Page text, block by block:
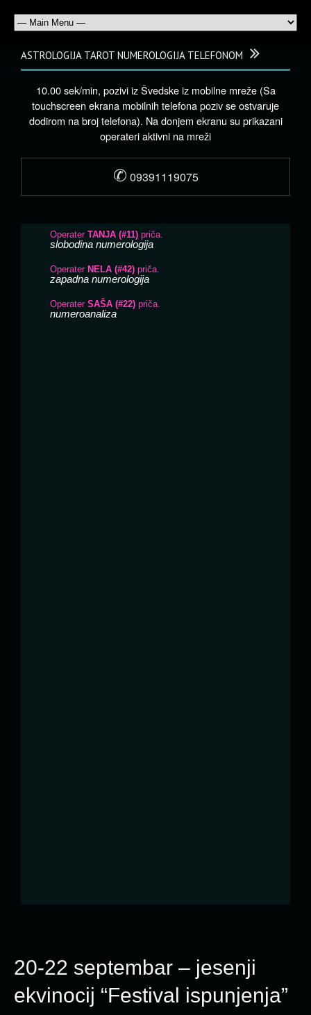
20-22 septembar – jesenji
ekvinocij “Festival ispunjenja”
ASTROLOGIJA TAROT NUMEROLOGIJA TELEFONOM
10.00 sek/min, pozivi iz Švedske iz mobilne mreže (Sa
touchscreen ekrana mobilnih telefona poziv se ostvaruje
dodirom na broj telefona). Na donjem ekranu su prikazani
operateri aktivni na mreži
✆ 09391119075